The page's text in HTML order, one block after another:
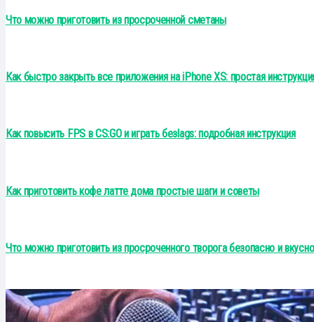
Что можно приготовить из просроченной сметаны
Как быстро закрыть все приложения на iPhone XS: простая
Как повысить FPS в CS:GO и играть безlags: подробная инструкция
Как приготовить кофе латте дома простые шаги и советы
Что можно приготовить из просроченного творога безопасно и